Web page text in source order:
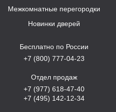
Межкомнатные перегородки
Новинки дверей
Бесплатно по России
+7 (800) 777-04-23
Отдел продаж
+7 (977) 618-47-40
+7 (495) 142-12-34